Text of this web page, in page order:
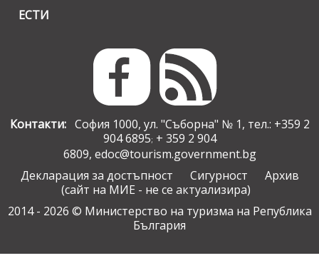
ЕСТИ
Контакти:София 1000, ул. "Съборна" № 1, тел.: +359 2
904 6895; + 359 2 904
6809, edoc@tourism.government.bg
Декларация за достъпност
Сигурност
Архив
(сайт на МИЕ - не се актуализира)
2014 - 2026 © Министерство на туризма на Република
България